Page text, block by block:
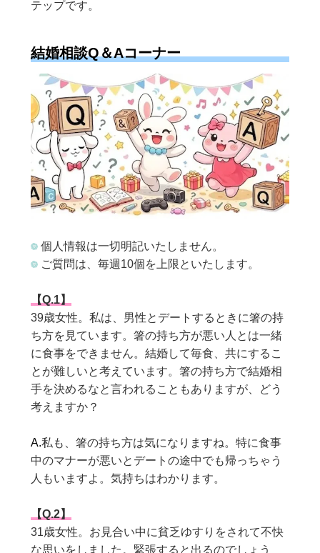
テップです。
結婚相談Q＆Aコーナー
個人情報は一切明記いたしません。
ご質問は、毎週10個を上限といたします。
【Q.1】
39歳女性。私は、男性とデートするときに箸の持
ち方を見ています。箸の持ち方が悪い人とは一緒
に食事をできません。結婚して毎食、共にするこ
とが難しいと考えています。箸の持ち方で結婚相
手を決めるなと言われることもありますが、どう
考えますか？
A.私も、箸の持ち方は気になりますね。特に食事
中のマナーが悪いとデートの途中でも帰っちゃう
人もいますよ。気持ちはわかります。
【Q.2】
31歳女性。お見合い中に貧乏ゆすりをされて不快
な思いをしました。緊張すると出るのでしょう